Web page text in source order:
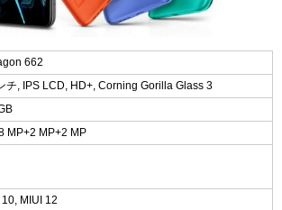
662
チ, IPS LCD, HD+, Corning Gorilla Glass 3
MP+2 MP+2 MP
MIUI 12